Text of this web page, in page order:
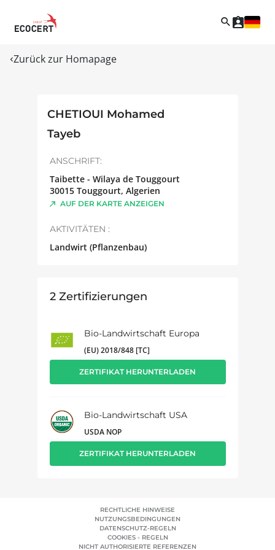
Zurück zur Homapage
CHETIOUI Mohamed
Tayeb
ANSCHRIFT:
Taibette - Wilaya de Touggourt
30015 Touggourt, Algerien
AUF DER KARTE ANZEIGEN
AKTIVITÄTEN :
Landwirt (Pflanzenbau)
2Zertifizierungen
Bio-Landwirtschaft Europa
(EU) 2018/848 [TC]
ZERTIFIKAT HERUNTERLADEN
Bio-Landwirtschaft USA
USDA NOP
ZERTIFIKAT HERUNTERLADEN
RECHTLICHE HINWEISE
NUTZUNGSBEDINGUNGEN
DATENSCHUTZ-REGELN
COOKIES - REGELN
NICHT AUTHORISIERTE REFERENZEN